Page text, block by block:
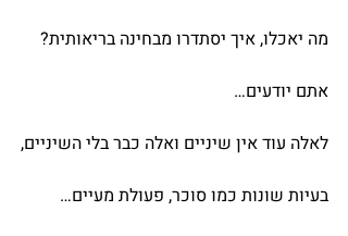
מה יאכלו, איך יסתדרו מבחינה בריאותית?
אתם יודעים…
לאלה עוד אין שיניים ואלה כבר בלי השיניים,
בעיות שונות כמו סוכר, פעולת מעיים…